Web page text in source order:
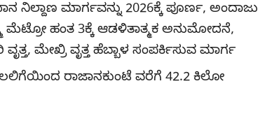
ಮಾರ್ಗವನ್ನು 2026ಕ್ಕೆ ಪೂರ್ಣ, ಅಂದಾಜು
ಮೆಟ್ರೋ ಹಂತ 3ಕ್ಕೆ ಆಡಳಿತಾತ್ಮಕ ಅನುಮೋದನೆ,
ಮೇಖ್ರಿ ವೃತ್ತ ಹೆಬ್ಬಾಳ ಸಂಪರ್ಕಿಸುವ ಮಾರ್ಗ
ರಾಜಾನಕುಂಟೆ ವರೆಗೆ 42.2 ಕಿಲೋ